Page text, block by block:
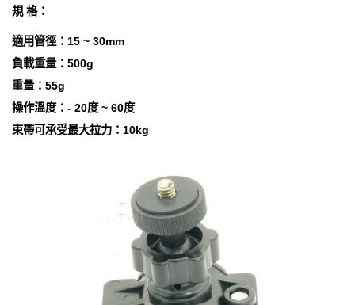
規 格：
適用管徑：15 ~ 30mm
負載重量：500g
重量：55g
操作溫度：- 20度 ~ 60度
束帶可承受最大拉力：10kg